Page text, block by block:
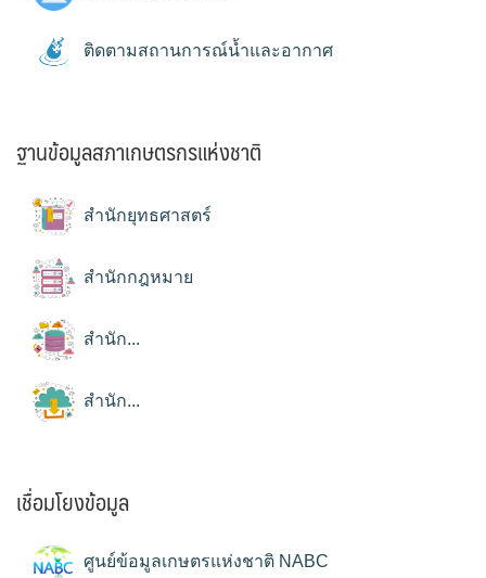
ติดตามสถานการณ์น้ำและอากาศ
ฐานข้อมูลสภาเกษตรกรแห่งชาติ
สำนักยุทธศาสตร์
สำนักกฎหมาย
สำนัก...
สำนัก...
เชื่อมโยงข้อมูล
ศูนย์ข้อมูลเกษตรแห่งชาติ NABC